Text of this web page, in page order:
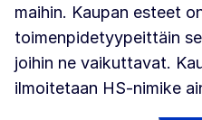
maihin. Kaupan esteet
toimenpidetyypeittäin
joihin ne vaikuttavat.
ilmoitetaan HS-nimike